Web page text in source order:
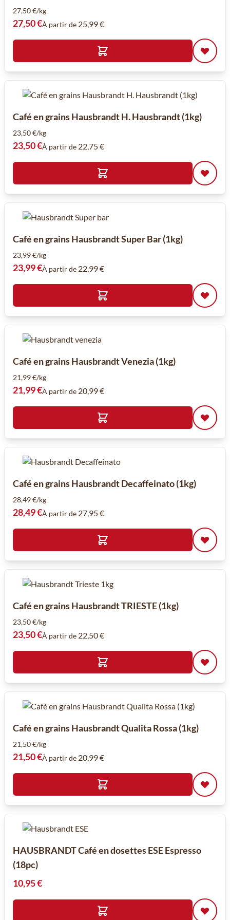
27,50 €/kg
27,50 €À partir de 25,99 €
Café en grains Hausbrandt H. Hausbrandt (1kg)
23,50 €/kg
23,50 €À partir de 22,75 €
Café en grains Hausbrandt Super Bar (1kg)
23,99 €/kg
23,99 €À partir de 22,99 €
Café en grains Hausbrandt Venezia (1kg)
21,99 €/kg
21,99 €À partir de 20,99 €
Café en grains Hausbrandt Decaffeinato (1kg)
28,49 €/kg
28,49 €À partir de 27,95 €
Café en grains Hausbrandt TRIESTE (1kg)
23,50 €/kg
23,50 €À partir de 22,50 €
Café en grains Hausbrandt Qualita Rossa (1kg)
21,50 €/kg
21,50 €À partir de 20,99 €
HAUSBRANDT Café en dosettes ESE Espresso
(18pc)
10,95 €